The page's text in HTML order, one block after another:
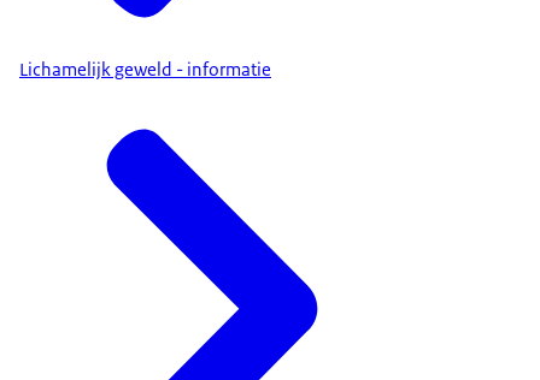
Lichamelijk geweld - informatie